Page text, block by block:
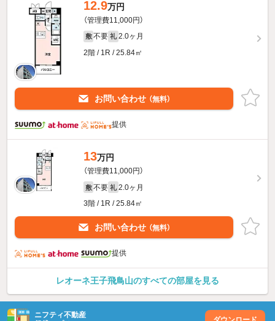
12.9万円
（管理費11,000円）
敷 不要 礼 2.0ヶ月
2階 / 1R / 25.84㎡
お問い合わせ （無料）
提供
13万円
（管理費11,000円）
敷 不要 礼 2.0ヶ月
3階 / 1R / 25.84㎡
お問い合わせ （無料）
提供
レオーネ王子飛鳥山のすべての部屋を見る
ニフティ不動産